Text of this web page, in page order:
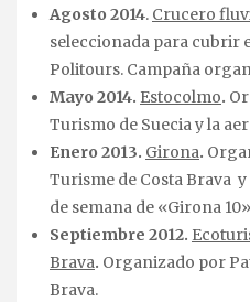
Agosto 2014. Crucero
seleccionada para cubrir
Politours. Campaña
Mayo 2014. Estocolmo.
Turismo de Suecia y la
Enero 2013. Girona.
Turisme de Costa Brava
de semana de «Girona
Septiembre 2012.
Brava. Organizado por
Brava.